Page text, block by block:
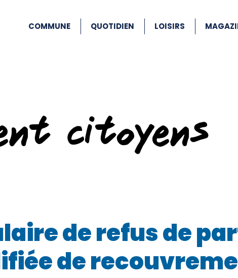
COMMUNE QUOTIDIEN LOISIRS
citoyens
de refus de
de